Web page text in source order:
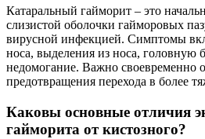
Катаральный гайморит – это
слизистой оболочки гайморовых
вирусной инфекцией. Симптомы
носа, выделения из носа, головную
недомогание. Важно своевременно
предотвращения перехода в более
Каковы основные отличия
гайморита от кистозного?